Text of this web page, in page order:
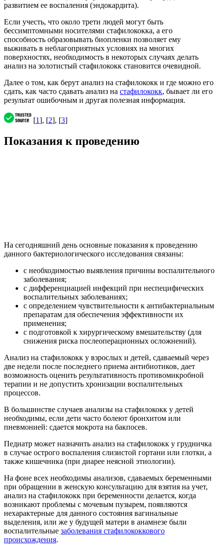
развитием ее воспаления (эндокардита).
Если учесть, что около трети людей могут быть
бессимптомными носителями стафилококка, а его
способность образовывать биопленки позволяет ему
выживать в неблагоприятных условиях на многих
поверхностях, необходимость в некоторых случаях делать
анализ на золотистый стафилококк становится очевидной.
Далее о том, как берут анализ на стафилококк и где можно его
сдать, как часто сдавать анализ на стафилококк, бывает ли его
результат ошибочным и другая полезная информация.
[1], [2], [3]
Показания к проведению
На сегодняшний день основные показания к проведению
данного бактериологического исследования связаны:
с необходимостью выявления причины воспалительного
заболевания;
с дифференциацией инфекций при неспецифических
воспалительных заболеваниях;
с определением чувствительности к антибактериальным
препаратам для обеспечения эффективности их
применения;
с подготовкой к хирургическому вмешательству (для
снижения риска послеоперационных осложнений).
Анализ на стафилококк у взрослых и детей, сдаваемый через
две недели после последнего приема антибиотиков, дает
возможность оценить результативность противомикробной
терапии и не допустить хронизации воспалительных
процессов.
В большинстве случаев анализы на стафилококк у детей
необходимы, если дети часто болеют бронхитом или
пневмонией: сдается мокрота на бакпосев.
Педиатр может назначить анализ на стафилококк у грудничка
в случае острого воспаления слизистой гортани или глотки, а
также кишечника (при диарее неясной этиологии).
На фоне всех необходимы анализов, сдаваемых беременными
при обращении в женскую консультацию для взятия на учет,
анализ на стафилококк при беременности делается, когда
возникают проблемы с мочевым пузырем, появляются
нехарактерные для данного состояния вагинальные
выделения, или же у будущей матери в анамнезе были
воспалительные заболевания стафилококкового
происхождения.